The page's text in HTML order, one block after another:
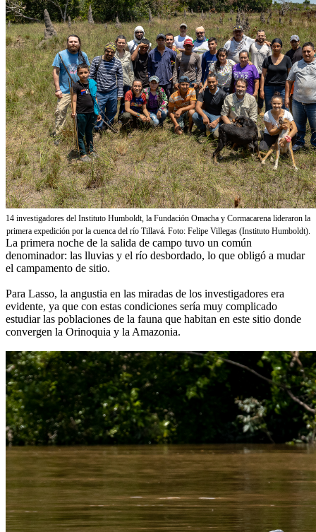
14 investigadores del Instituto Humboldt, la Fundación Omacha y Cormacarena lideraron la
primera expedición por la cuenca del río Tillavá. Foto: Felipe Villegas (Instituto Humboldt).
La primera noche de la salida de campo tuvo un común
denominador: las lluvias y el río desbordado, lo que obligó a mudar
el campamento de sitio.
Para Lasso, la angustia en las miradas de los investigadores era
evidente, ya que con estas condiciones sería muy complicado
estudiar las poblaciones de la fauna que habitan en este sitio donde
convergen la Orinoquia y la Amazonia.